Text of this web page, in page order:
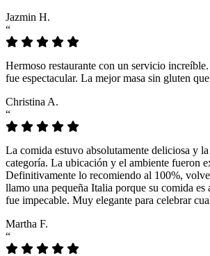
Jazmin H.
“
Hermoso restaurante con un servicio
fue espectacular. La mejor masa sin gluten
Christina A.
“
La comida estuvo absolutamente deliciosa y
categoría. La ubicación y el ambiente fueron
Definitivamente lo recomiendo al 100%,
llamo una pequeña Italia porque su comida
fue impecable. Muy elegante para celebrar
Martha F.
“